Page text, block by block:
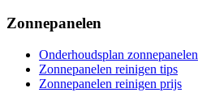
Zonnepanelen
Onderhoudsplan zonnepanelen
Zonnepanelen reinigen tips
Zonnepanelen reinigen prijs